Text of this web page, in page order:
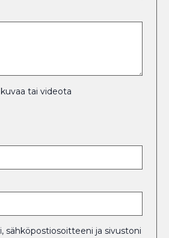
tai videota
sähköpostiosoitteeni ja sivustoni